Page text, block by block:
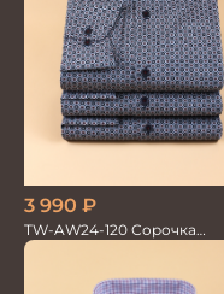
3 990 ₽
TW-AW24-120 Сорочка
мужская